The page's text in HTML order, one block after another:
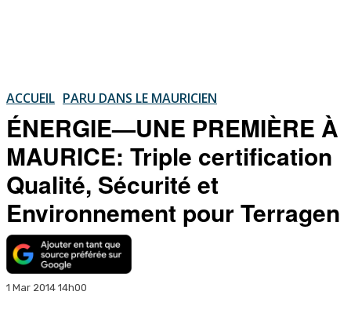
ACCUEIL PARU DANS LE MAURICIEN
ÉNERGIE—UNE PREMIÈRE À
MAURICE: Triple certification
Qualité, Sécurité et
Environnement pour Terragen
1 Mar 2014 14h00